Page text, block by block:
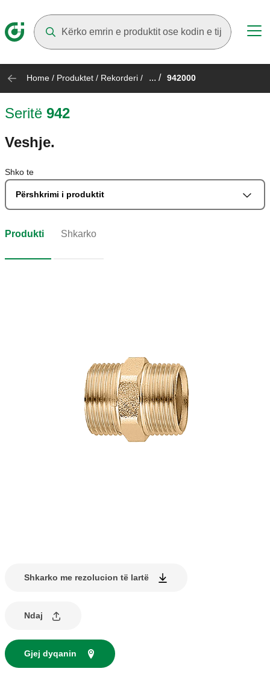
Home / Produktet / Rekorderi / ... / 942000
Seritë 942
Veshje.
Shko te
Përshkrimi i produktit
Produkti Shkarko
Shkarko me rezolucion të lartë
Ndaj
Gjej dyqanin